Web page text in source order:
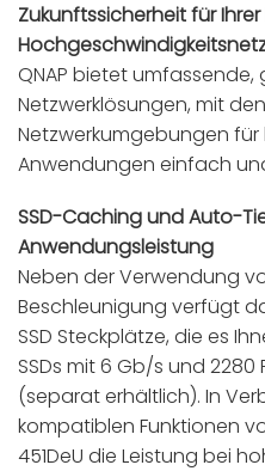
Zukunftssicherheit für
QNAP bietet
Netzwerklösungen, mit
Netzwerkumgebungen
Anwendungen einfach
SSD-Caching und Auto-
Anwendungsleistung
Neben der Verwendung
Beschleunigung verfügt
SSD Steckplätze, die es
SSDs mit 6 Gb/s und
(separat erhältlich). In
kompatiblen Funktionen
451DeU die Leistung bei